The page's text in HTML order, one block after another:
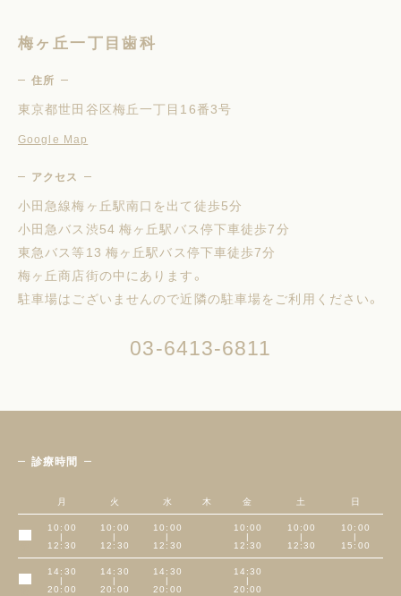
梅ヶ丘一丁目歯科
住所
東京都世田谷区梅丘一丁目16番3号
Google Map
アクセス
小田急線梅ヶ丘駅南口を出て徒歩5分
小田急バス渋54 梅ヶ丘駅バス停下車徒歩7分
東急バス等13 梅ヶ丘駅バス停下車徒歩7分
梅ヶ丘商店街の中にあります。
駐車場はございませんので近隣の駐車場をご利用ください。
03-6413-6811
診療時間
月 火 水 木 金 土 日
10:00
|
12:30
10:00
|
12:30
10:00
|
12:30
10:00
|
12:30
10:00
|
12:30
10:00
|
15:00
14:30
|
20:00
14:30
|
20:00
14:30
|
20:00
14:30
|
20:00